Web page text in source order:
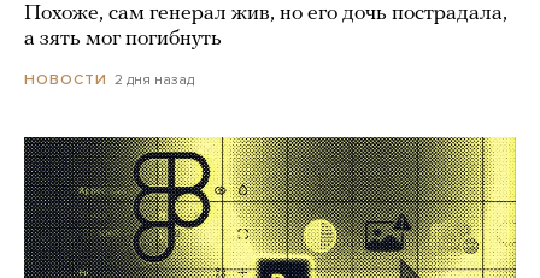
Похоже, сам генерал жив, но его дочь пострадала,
а зять мог погибнуть
НОВОСТИ 2 дня назад